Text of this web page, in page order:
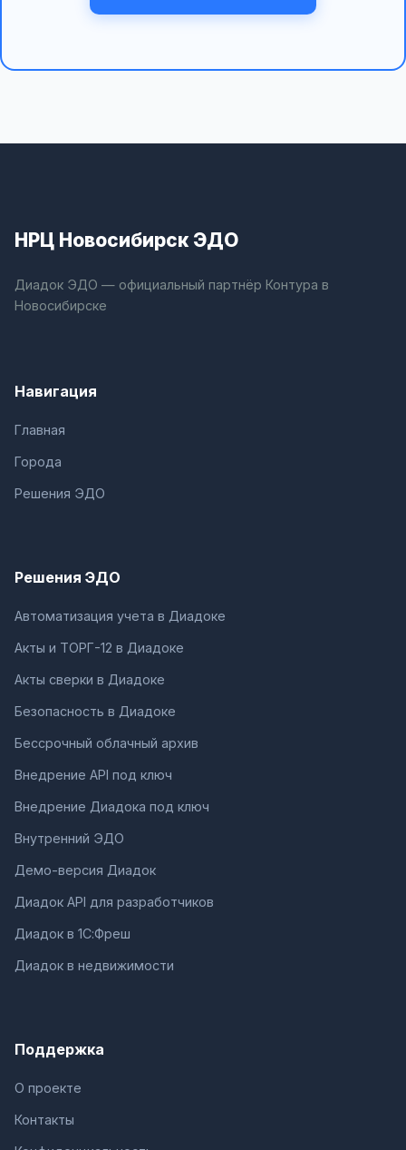
НРЦ Новосибирск ЭДО
Диадок ЭДО — официальный партнёр Контура в
Новосибирске
Навигация
Главная
Города
Решения ЭДО
Решения ЭДО
Автоматизация учета в Диадоке
Акты и ТОРГ-12 в Диадоке
Акты сверки в Диадоке
Безопасность в Диадоке
Бессрочный облачный архив
Внедрение API под ключ
Внедрение Диадока под ключ
Внутренний ЭДО
Демо-версия Диадок
Диадок API для разработчиков
Диадок в 1С:Фреш
Диадок в недвижимости
Поддержка
О проекте
Контакты